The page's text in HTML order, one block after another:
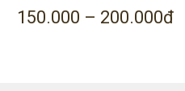
150.000 – 200.000đ